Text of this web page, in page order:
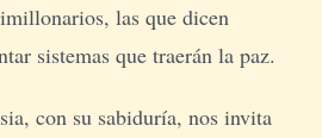
las que dicen
sistemas que traerán la paz.
con su sabiduría, nos invita